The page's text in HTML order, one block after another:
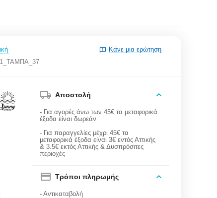
Κάνε μια ερώτηση
Αποστολή
- Για αγορές άνω των 45€ τα μεταφορικά
έξοδα είναι δωρεάν
- Για παραγγελίες μέχρι 45€ τα
μεταφορικά έξοδα είναι 3€ εντός Αττικής
& 3.5€ εκτός Αττικής & Δυσπρόσιτες
περιοχές
Τρόποι πληρωμής
- Αντικαταβολή